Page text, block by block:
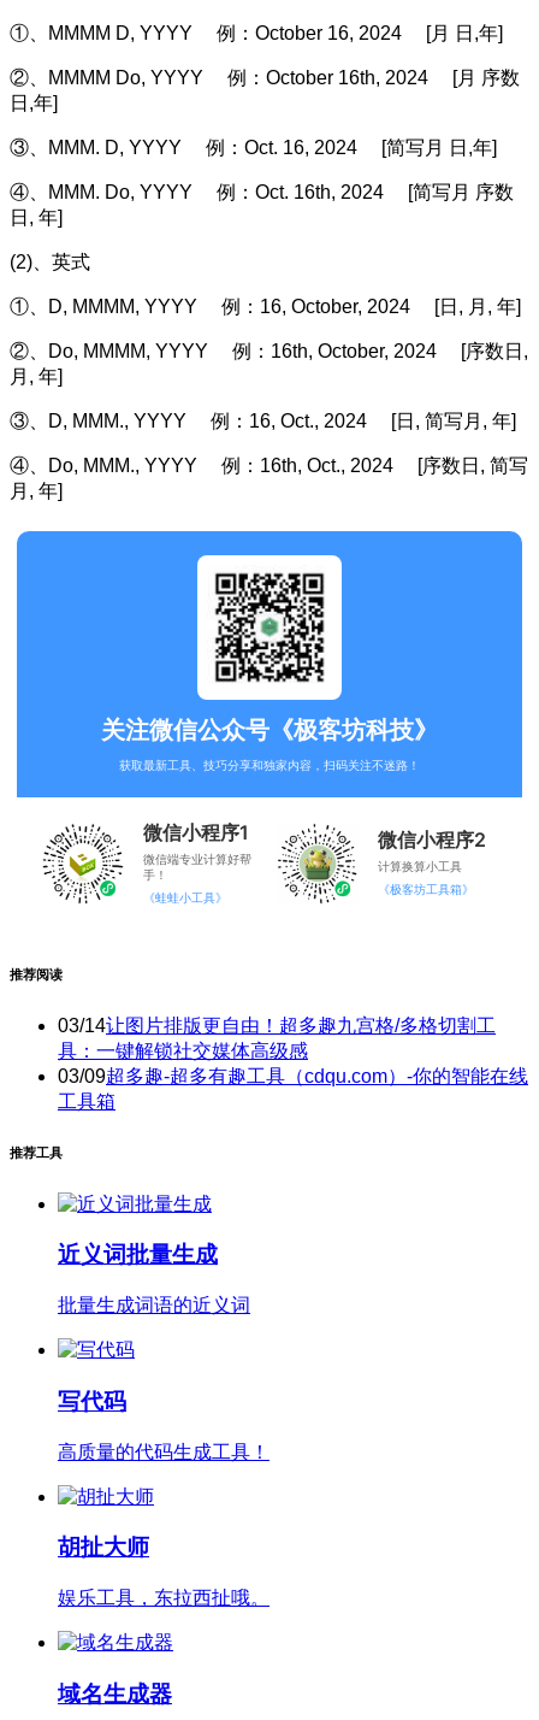
①、MMMM D, YYYY 例：October 16, 2024 [月 日,年]
②、MMMM Do, YYYY 例：October 16th, 2024 [月 序数
日,年]
③、MMM. D, YYYY 例：Oct. 16, 2024 [简写月 日,年]
④、MMM. Do, YYYY 例：Oct. 16th, 2024 [简写月 序数
日, 年]
(2)、英式
①、D, MMMM, YYYY 例：16, October, 2024 [日, 月, 年]
②、Do, MMMM, YYYY 例：16th, October, 2024 [序数日,
月, 年]
③、D, MMM., YYYY 例：16, Oct., 2024 [日, 简写月, 年]
④、Do, MMM., YYYY 例：16th, Oct., 2024 [序数日, 简写
月, 年]
关注微信公众号《极客坊科技》
获取最新工具、技巧分享和独家内容，扫码关注不迷路！
微信小程序1
微信端专业计算好帮
手！
《蛙蛙小工具》
微信小程序2
计算换算小工具
《极客坊工具箱》
推荐阅读
03/14让图片排版更自由！超多趣九宫格/多格切割工
具：一键解锁社交媒体高级感
03/09超多趣-超多有趣工具（cdqu.com）-你的智能在线
工具箱
推荐工具
近义词批量生成
批量生成词语的近义词
写代码
高质量的代码生成工具！
胡扯大师
娱乐工具，东拉西扯哦。
域名生成器